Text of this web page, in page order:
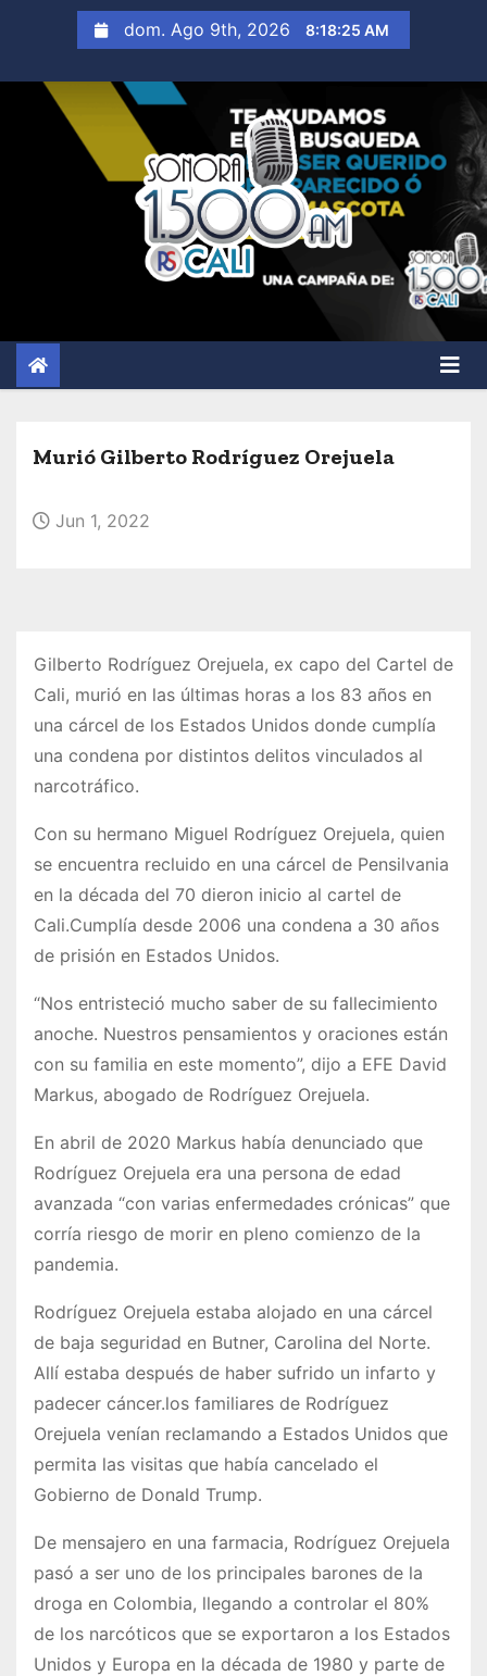
dom. Ago 9th, 2026 8:18:26 AM
Murió Gilberto Rodríguez Orejuela
Jun 1, 2022
Gilberto Rodríguez Orejuela, ex capo del Cartel de
Cali, murió en las últimas horas a los 83 años en
una cárcel de los Estados Unidos donde cumplía
una condena por distintos delitos vinculados al
narcotráfico.
Con su hermano Miguel Rodríguez Orejuela, quien
se encuentra recluido en una cárcel de Pensilvania
en la década del 70 dieron inicio al cartel de
Cali.Cumplía desde 2006 una condena a 30 años
de prisión en Estados Unidos.
“Nos entristeció mucho saber de su fallecimiento
anoche. Nuestros pensamientos y oraciones están
con su familia en este momento”, dijo a EFE David
Markus, abogado de Rodríguez Orejuela.
En abril de 2020 Markus había denunciado que
Rodríguez Orejuela era una persona de edad
avanzada “con varias enfermedades crónicas” que
corría riesgo de morir en pleno comienzo de la
pandemia.
Rodríguez Orejuela estaba alojado en una cárcel
de baja seguridad en Butner, Carolina del Norte.
Allí estaba después de haber sufrido un infarto y
padecer cáncer.los familiares de Rodríguez
Orejuela venían reclamando a Estados Unidos que
permita las visitas que había cancelado el
Gobierno de Donald Trump.
De mensajero en una farmacia, Rodríguez Orejuela
pasó a ser uno de los principales barones de la
droga en Colombia, llegando a controlar el 80%
de los narcóticos que se exportaron a los Estados
Unidos y Europa en la década de 1980 y parte de